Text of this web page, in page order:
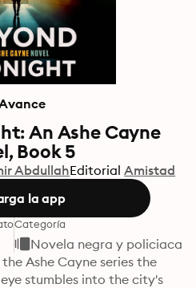
An Ashe Cayne
Book 5
AbdullahEditorial Amistad
la app
Categoría
Novela negra y policiaca
Ashe Cayne series the
stumbles into the city's